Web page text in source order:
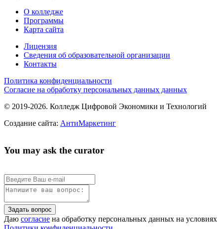
О колледже
Программы
Карта сайта
Лицензия
Сведения об образовательной организации
Контакты
Политика конфиденциальности
Согласие на обработку персональных данных данных
© 2019-2026. Колледж Цифровой Экономики и Технологий
Создание сайта: АнтиМаркетинг
You may ask the curator
Задать вопрос
Даю согласие на обработку персональных данных на условиях